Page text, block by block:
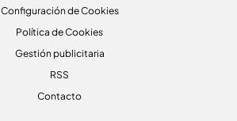
Configuración de Cookies
Política de Cookies
Gestión publicitaria
RSS
Contacto